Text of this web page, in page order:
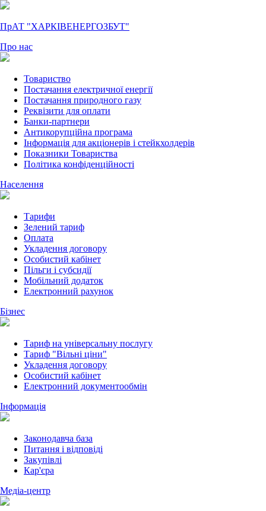
ПрАТ "ХАРКІВЕНЕРГОЗБУТ"
Про нас
Товариство
Постачання електричної енергії
Постачання природного газу
Реквізити для оплати
Банки-партнери
Антикорупційна програма
Інформація для акціонерів і стейкхолдерів
Показники Товариства
Політика конфіденційності
Населення
Тарифи
Зелений тариф
Оплата
Укладення договору
Особистий кабінет
Пільги і субсидії
Мобільний додаток
Електронний рахунок
Бізнес
Тариф на універсальну послугу
Тариф "Вільні ціни"
Укладення договору
Особистий кабінет
Електронний документообмін
Інформація
Законодавча база
Питання і відповіді
Закупівлі
Кар'єра
Медіа-центр